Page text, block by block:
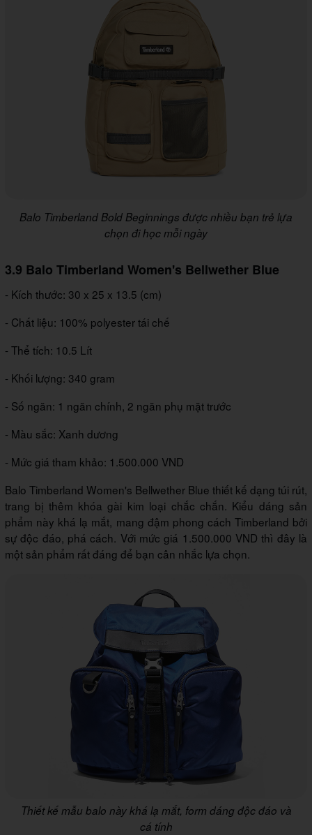
Balo Timberland Bold Beginnings được nhiều bạn trẻ lựa
chọn đi học mỗi ngày
3.9 Balo Timberland Women's Bellwether Blue
- Kích thước: 30 x 25 x 13.5 (cm)
- Chất liệu: 100% polyester tái chế
- Thể tích: 10.5 Lít
- Khối lượng: 340 gram
- Số ngăn: 1 ngăn chính, 2 ngăn phụ mặt trước
- Màu sắc: Xanh dương
- Mức giá tham khảo: 1.500.000 VND
Balo Timberland Women's Bellwether Blue thiết kế dạng túi rút,
trang bị thêm khóa gài kim loại chắc chắn. Kiểu dáng sản
phẩm này khá lạ mắt, mang đậm phong cách Timberland bởi
sự độc đáo, phá cách. Với mức giá 1.500.000 VND thì đây là
một sản phẩm rất đáng để bạn cân nhắc lựa chọn.
Thiết kế mẫu balo này khá lạ mắt, form dáng độc đáo và
cá tính